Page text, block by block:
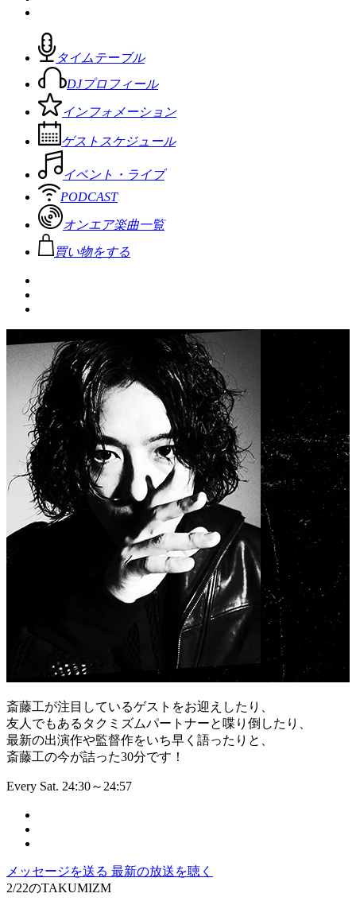
タイムテーブル
DJプロフィール
インフォメーション
ゲストスケジュール
イベント・ライブ
PODCAST
オンエア楽曲一覧
買い物をする
斎藤工が注目しているゲストをお迎えしたり、
友人でもあるタクミズムパートナーと喋り倒したり、
最新の出演作や監督作をいち早く語ったりと、
斎藤工の今が詰った30分です！
Every Sat. 24:30～24:57
メッセージを送る 最新の放送を聴く
2/22のTAKUMIZM